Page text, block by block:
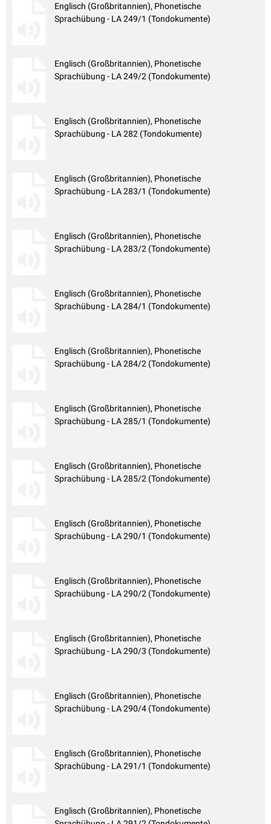
Englisch (Großbritannien), Phonetische
Sprachübung - LA 249/1 (Tondokumente)
Englisch (Großbritannien), Phonetische
Sprachübung - LA 249/2 (Tondokumente)
Englisch (Großbritannien), Phonetische
Sprachübung - LA 282 (Tondokumente)
Englisch (Großbritannien), Phonetische
Sprachübung - LA 283/1 (Tondokumente)
Englisch (Großbritannien), Phonetische
Sprachübung - LA 283/2 (Tondokumente)
Englisch (Großbritannien), Phonetische
Sprachübung - LA 284/1 (Tondokumente)
Englisch (Großbritannien), Phonetische
Sprachübung - LA 284/2 (Tondokumente)
Englisch (Großbritannien), Phonetische
Sprachübung - LA 285/1 (Tondokumente)
Englisch (Großbritannien), Phonetische
Sprachübung - LA 285/2 (Tondokumente)
Englisch (Großbritannien), Phonetische
Sprachübung - LA 290/1 (Tondokumente)
Englisch (Großbritannien), Phonetische
Sprachübung - LA 290/2 (Tondokumente)
Englisch (Großbritannien), Phonetische
Sprachübung - LA 290/3 (Tondokumente)
Englisch (Großbritannien), Phonetische
Sprachübung - LA 290/4 (Tondokumente)
Englisch (Großbritannien), Phonetische
Sprachübung - LA 291/1 (Tondokumente)
Englisch (Großbritannien), Phonetische